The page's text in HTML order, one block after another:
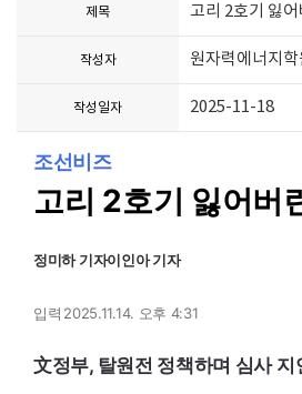
제목 고리 2호기 잃
작성자 원자력에너지학
작성일자 2025-11-18
조선비즈
고리 2호기 잃어버
정미하 기자이인아 기자
입력 2025.11.14. 오후 4:31
文정부, 탈원전 정책하며 심사